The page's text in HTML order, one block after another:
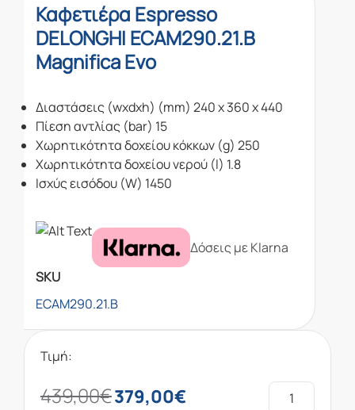
Καφετιέρα Espresso
DELONGHI ECAM290.21.B
Magnifica Evo
Διαστάσεις (wxdxh) (mm) 240 x 360 x 440
Πίεση αντλίας (bar) 15
Χωρητικότητα δοχείου κόκκων (g) 250
Χωρητικότητα δοχείου νερού (l) 1.8
Ισχύς εισόδου (W) 1450
Δόσεις με Klarna
SKU
ECAM290.21.B
Τιμή:
439,00€379,00€